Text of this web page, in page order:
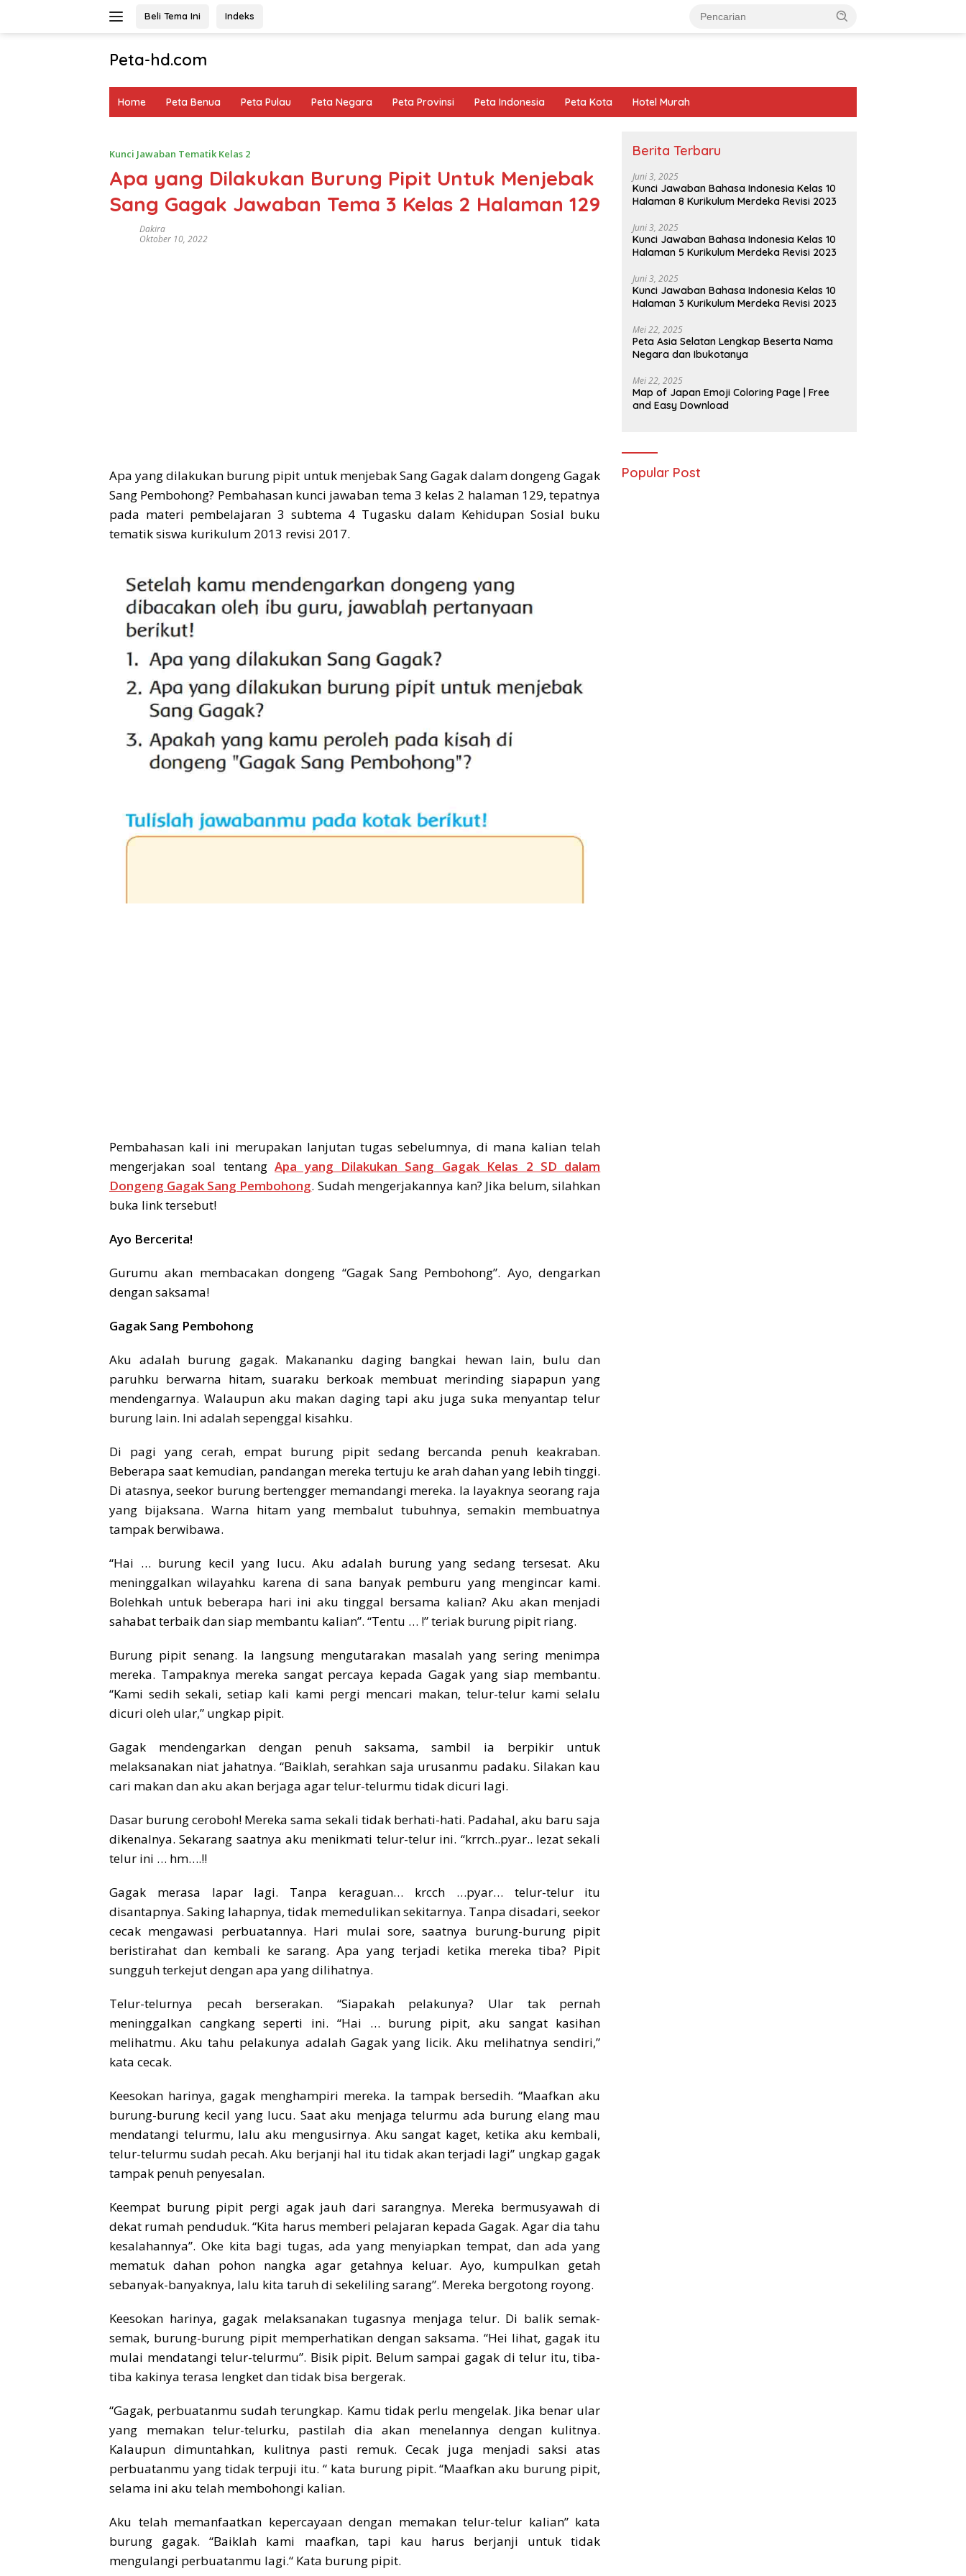
Beli Tema Ini Indeks
Peta-hd.com
Gambar
Home Peta Benua Peta Pulau Peta Negara Peta Provinsi Peta Indonesia Peta Kota Hotel Murah
Kunci Jawaban Tematik Kelas 2
Apa yang Dilakukan Burung Pipit Untuk Menjebak
Sang Gagak Jawaban Tema 3 Kelas 2 Halaman 129
Dakira
Oktober 10, 2022
Apa yang dilakukan burung pipit untuk menjebak Sang Gagak dalam dongeng Gagak
Sang Pembohong? Pembahasan kunci jawaban tema 3 kelas 2 halaman 129, tepatnya
pada materi pembelajaran 3 subtema 4 Tugasku dalam Kehidupan Sosial buku
tematik siswa kurikulum 2013 revisi 2017.
Pembahasan kali ini merupakan lanjutan tugas sebelumnya, di mana kalian telah
mengerjakan soal tentangApa yang Dilakukan Sang Gagak Kelas 2 SD dalam
Dongeng Gagak Sang Pembohong. Sudah mengerjakannya kan? Jika belum, silahkan
buka link tersebut!
Ayo Bercerita!
Gurumu akan membacakan dongeng “Gagak Sang Pembohong”. Ayo, dengarkan
dengan saksama!
Gagak Sang Pembohong
Aku adalah burung gagak. Makananku daging bangkai hewan lain, bulu dan
paruhku berwarna hitam, suaraku berkoak membuat merinding siapapun yang
mendengarnya. Walaupun aku makan daging tapi aku juga suka menyantap telur
burung lain. Ini adalah sepenggal kisahku.
Di pagi yang cerah, empat burung pipit sedang bercanda penuh keakraban.
Beberapa saat kemudian, pandangan mereka tertuju ke arah dahan yang lebih tinggi.
Di atasnya, seekor burung bertengger memandangi mereka. Ia layaknya seorang raja
yang bijaksana. Warna hitam yang membalut tubuhnya, semakin membuatnya
tampak berwibawa.
“Hai … burung kecil yang lucu. Aku adalah burung yang sedang tersesat. Aku
meninggalkan wilayahku karena di sana banyak pemburu yang mengincar kami.
Bolehkah untuk beberapa hari ini aku tinggal bersama kalian? Aku akan menjadi
sahabat terbaik dan siap membantu kalian”. “Tentu … !” teriak burung pipit riang.
Burung pipit senang. Ia langsung mengutarakan masalah yang sering menimpa
mereka. Tampaknya mereka sangat percaya kepada Gagak yang siap membantu.
“Kami sedih sekali, setiap kali kami pergi mencari makan, telur-telur kami selalu
dicuri oleh ular,” ungkap pipit.
Gagak mendengarkan dengan penuh saksama, sambil ia berpikir untuk
melaksanakan niat jahatnya. “Baiklah, serahkan saja urusanmu padaku. Silakan kau
cari makan dan aku akan berjaga agar telur-telurmu tidak dicuri lagi.
Dasar burung ceroboh! Mereka sama sekali tidak berhati-hati. Padahal, aku baru saja
dikenalnya. Sekarang saatnya aku menikmati telur-telur ini. “krrch..pyar.. lezat sekali
telur ini … hm….!!
Gagak merasa lapar lagi. Tanpa keraguan… krcch …pyar… telur-telur itu
disantapnya. Saking lahapnya, tidak memedulikan sekitarnya. Tanpa disadari, seekor
cecak mengawasi perbuatannya. Hari mulai sore, saatnya burung-burung pipit
beristirahat dan kembali ke sarang. Apa yang terjadi ketika mereka tiba? Pipit
sungguh terkejut dengan apa yang dilihatnya.
Telur-telurnya pecah berserakan. “Siapakah pelakunya? Ular tak pernah
meninggalkan cangkang seperti ini. “Hai … burung pipit, aku sangat kasihan
melihatmu. Aku tahu pelakunya adalah Gagak yang licik. Aku melihatnya sendiri,”
kata cecak.
Keesokan harinya, gagak menghampiri mereka. Ia tampak bersedih. “Maafkan aku
burung-burung kecil yang lucu. Saat aku menjaga telurmu ada burung elang mau
mendatangi telurmu, lalu aku mengusirnya. Aku sangat kaget, ketika aku kembali,
telur-telurmu sudah pecah. Aku berjanji hal itu tidak akan terjadi lagi” ungkap gagak
tampak penuh penyesalan.
Keempat burung pipit pergi agak jauh dari sarangnya. Mereka bermusyawah di
dekat rumah penduduk. “Kita harus memberi pelajaran kepada Gagak. Agar dia tahu
kesalahannya”. Oke kita bagi tugas, ada yang menyiapkan tempat, dan ada yang
mematuk dahan pohon nangka agar getahnya keluar. Ayo, kumpulkan getah
sebanyak-banyaknya, lalu kita taruh di sekeliling sarang”. Mereka bergotong royong.
Keesokan harinya, gagak melaksanakan tugasnya menjaga telur. Di balik semak-
semak, burung-burung pipit memperhatikan dengan saksama. “Hei lihat, gagak itu
mulai mendatangi telur-telurmu”. Bisik pipit. Belum sampai gagak di telur itu, tiba-
tiba kakinya terasa lengket dan tidak bisa bergerak.
“Gagak, perbuatanmu sudah terungkap. Kamu tidak perlu mengelak. Jika benar ular
yang memakan telur-telurku, pastilah dia akan menelannya dengan kulitnya.
Kalaupun dimuntahkan, kulitnya pasti remuk. Cecak juga menjadi saksi atas
perbuatanmu yang tidak terpuji itu. “ kata burung pipit. “Maafkan aku burung pipit,
selama ini aku telah membohongi kalian.
Aku telah memanfaatkan kepercayaan dengan memakan telur-telur kalian” kata
burung gagak. “Baiklah kami maafkan, tapi kau harus berjanji untuk tidak
mengulangi perbuatanmu lagi.“ Kata burung pipit.
Berita Terbaru
Juni 3, 2025
Kunci Jawaban Bahasa Indonesia Kelas 10
Halaman 8 Kurikulum Merdeka Revisi 2023
Juni 3, 2025
Kunci Jawaban Bahasa Indonesia Kelas 10
Halaman 5 Kurikulum Merdeka Revisi 2023
Juni 3, 2025
Kunci Jawaban Bahasa Indonesia Kelas 10
Halaman 3 Kurikulum Merdeka Revisi 2023
Mei 22, 2025
Peta Asia Selatan Lengkap Beserta Nama
Negara dan Ibukotanya
Mei 22, 2025
Map of Japan Emoji Coloring Page | Free
and Easy Download
Popular Post